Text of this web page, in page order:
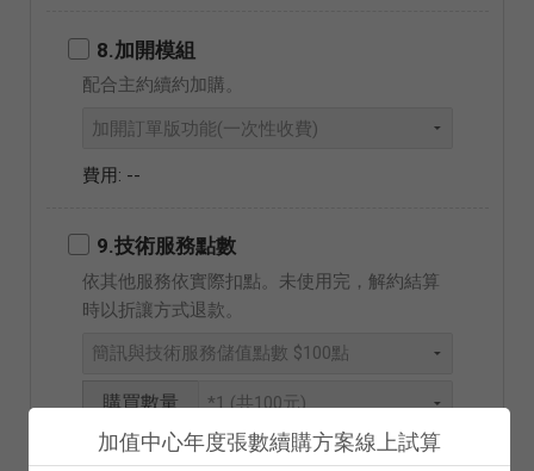
加值中心年度張數續購方案線上試算
8.加開模組
配合主約續約加購。
--
9.技術服務點數
依其他服務依實際扣點。未使用完，解約結算
時以折讓方式退款。
購買數量
--